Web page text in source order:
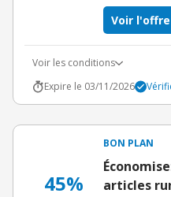
Voir l'offre
Voir les conditions
Expire le 03/11/2026
45%
BON PLAN
articles